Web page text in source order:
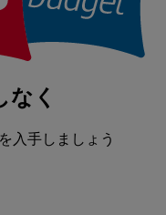
なく
入手しましょう